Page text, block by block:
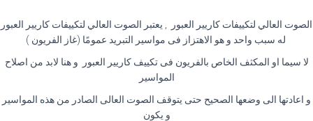
الصوت العالي لتكييفات كاريير العبور , يعتبر الصوت العالي لتكييفات كاريير العبور
له سبب واحد و هو الاهتزاز فى مواسير التبريد عمومًا (غاز الفريون )
لا سيما او المكثف الخاص بالفريون فى تكييف كاريير العبور و هنا لابد من اصلاح
المواسير
و اعادتها الى وضعها الصحيح حتى يتوقف الصوت العالى الصادر من هذه المواسير
و يكون